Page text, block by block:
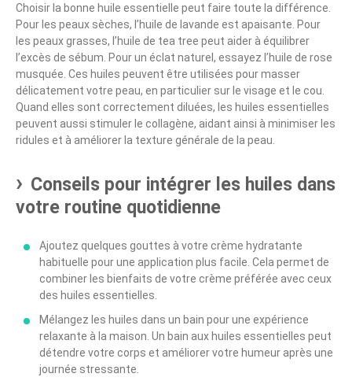
Choisir la bonne huile essentielle peut faire toute la différence.
Pour les peaux sèches, l’huile de lavande est apaisante. Pour
les peaux grasses, l’huile de tea tree peut aider à équilibrer
l’excès de sébum. Pour un éclat naturel, essayez l’huile de rose
musquée. Ces huiles peuvent être utilisées pour masser
délicatement votre peau, en particulier sur le visage et le cou.
Quand elles sont correctement diluées, les huiles essentielles
peuvent aussi stimuler le collagène, aidant ainsi à minimiser les
ridules et à améliorer la texture générale de la peau.
Conseils pour intégrer les huiles dans
votre routine quotidienne
Ajoutez quelques gouttes à votre crème hydratante
habituelle pour une application plus facile. Cela permet de
combiner les bienfaits de votre crème préférée avec ceux
des huiles essentielles.
Mélangez les huiles dans un bain pour une expérience
relaxante à la maison. Un bain aux huiles essentielles peut
détendre votre corps et améliorer votre humeur après une
journée stressante.